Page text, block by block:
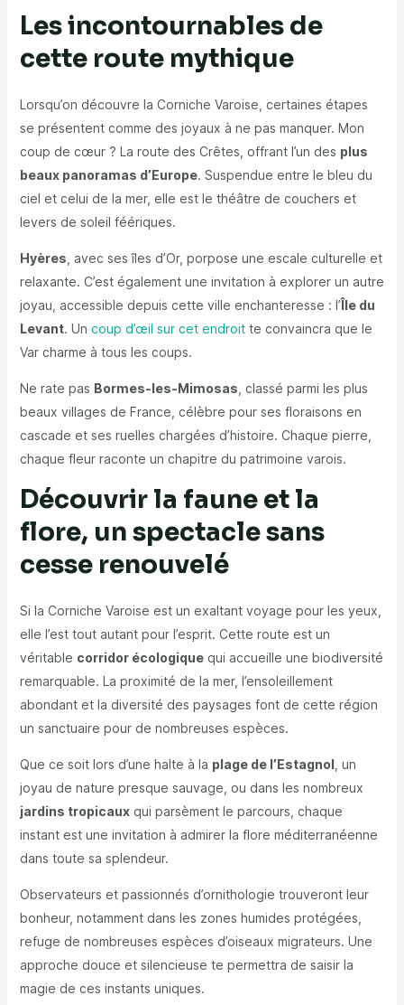
Les incontournables de
cette route mythique
Lorsqu’on découvre la Corniche Varoise, certaines étapes
se présentent comme des joyaux à ne pas manquer. Mon
coup de cœur ? La route des Crêtes, offrant l’un des plus
beaux panoramas d’Europe. Suspendue entre le bleu du
ciel et celui de la mer, elle est le théâtre de couchers et
levers de soleil féériques.
Hyères , avec ses îles d’Or, porpose une escale culturelle et
relaxante. C’est également une invitation à explorer un autre
joyau, accessible depuis cette ville enchanteresse : l’Île du
Levant. Un coup d’œil sur cet endroitte convaincra que le
Var charme à tous les coups.
Ne rate pas Bormes-les-Mimosas , classé parmi les plus
beaux villages de France, célèbre pour ses floraisons en
cascade et ses ruelles chargées d’histoire. Chaque pierre,
chaque fleur raconte un chapitre du patrimoine varois.
Découvrir la faune et la
flore, un spectacle sans
cesse renouvelé
Si la Corniche Varoise est un exaltant voyage pour les yeux,
elle l’est tout autant pour l’esprit. Cette route est un
véritable corridor écologiquequi accueille une biodiversité
remarquable. La proximité de la mer, l’ensoleillement
abondant et la diversité des paysages font de cette région
un sanctuaire pour de nombreuses espèces.
Que ce soit lors d’une halte à la plage de l’Estagnol, un
joyau de nature presque sauvage, ou dans les nombreux
jardins tropicauxqui parsèment le parcours, chaque
instant est une invitation à admirer la flore méditerranéenne
dans toute sa splendeur.
Observateurs et passionnés d’ornithologie trouveront leur
bonheur, notamment dans les zones humides protégées,
refuge de nombreuses espèces d’oiseaux migrateurs. Une
approche douce et silencieuse te permettra de saisir la
magie de ces instants uniques.